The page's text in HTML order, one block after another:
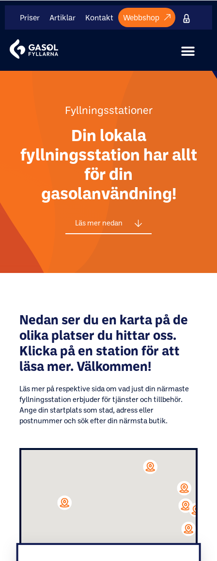
Priser Artiklar Kontakt Webbshop Internt
Fyllningsstationer
Din lokala
fyllningsstation har allt
för din
gasolanvändning!
Läs mer nedan
Nedan ser du en karta på de
olika platser du hittar oss.
Klicka på en station för att
läsa mer. Välkommen!
Läs mer på respektive sida om vad just din närmaste
fyllningsstation erbjuder för tjänster och tillbehör.
Ange din startplats som stad, adress eller
postnummer och sök efter din närmsta butik.